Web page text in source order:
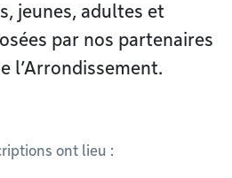
jeunes, adultes et
par nos partenaires
l’Arrondissement.
ont lieu :